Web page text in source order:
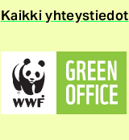
Kaikki yhteystiedot